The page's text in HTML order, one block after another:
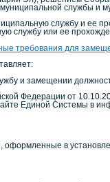
службы и
службу и ее
службу или ее
требования для
и замещении
Федерации от
Единой Системы в
оформленные в